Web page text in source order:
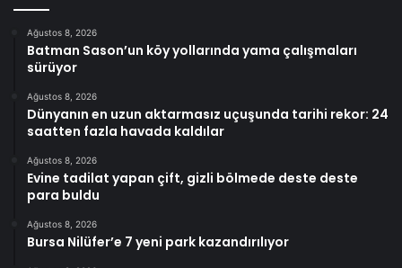
Ağustos 8, 2026
Batman Sason’un köy yollarında yama çalışmaları
sürüyor
Ağustos 8, 2026
Dünyanın en uzun aktarmasız uçuşunda tarihi rekor: 24
saatten fazla havada kaldılar
Ağustos 8, 2026
Evine tadilat yapan çift, gizli bölmede deste deste
para buldu
Ağustos 8, 2026
Bursa Nilüfer’e 7 yeni park kazandırılıyor